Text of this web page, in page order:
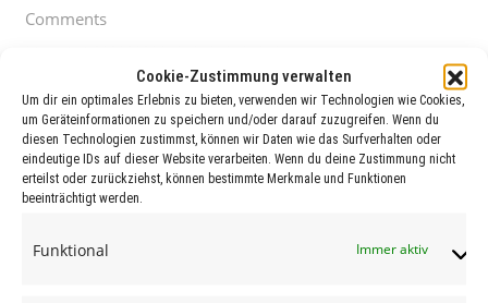
Cookie-Zustimmung verwalten
Um dir ein optimales Erlebnis zu bieten, verwenden wir Technologien wie Cookies,
um Geräteinformationen zu speichern und/oder darauf zuzugreifen. Wenn du
diesen Technologien zustimmst, können wir Daten wie das Surfverhalten oder
eindeutige IDs auf dieser Website verarbeiten. Wenn du deine Zustimmung nicht
erteilst oder zurückziehst, können bestimmte Merkmale und Funktionen
beeinträchtigt werden.
Funktional Immer aktiv
Comments